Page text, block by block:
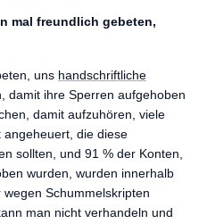
mal freundlich gebeten,
uns handschriftliche
damit ihre Sperren aufgehoben
damit aufzuhören, viele
angeheuert, die diese
sollten, und 91 % der Konten,
wurden, wurden innerhalb
Schummelskripten
man nicht verhandeln und